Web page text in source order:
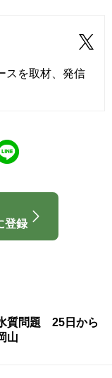
スを取材、発信
登録
質問題 25日から
山